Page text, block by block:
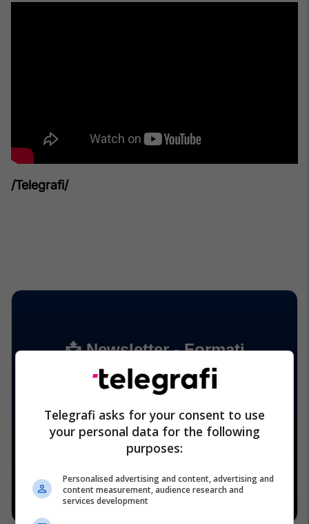
/Telegrafi/
Telegrafi asks for your consent to use
your personal data for the following
purposes:
Personalised advertising and content, advertising and
content measurement, audience research and
services development